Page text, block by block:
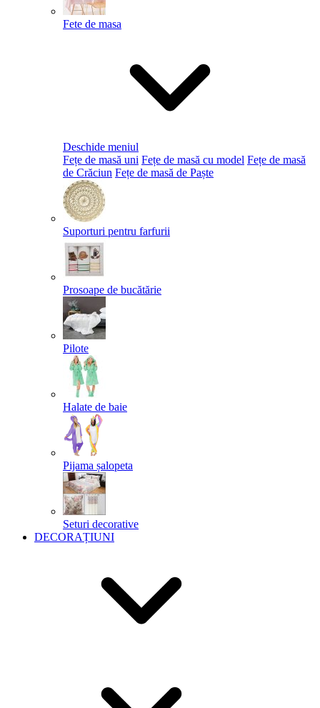
Fete de masa
Deschide meniul
Fețe de masă uni Fețe de masă cu model Fețe de masă
de Crăciun Fețe de masă de Paște​
Suporturi pentru farfurii
Prosoape de bucătărie
Pilote
Halate de baie
Pijama șalopeta
Seturi decorative
DECORAȚIUNI